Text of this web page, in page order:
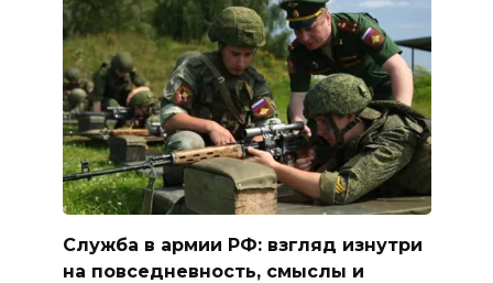
Служба в армии РФ: взгляд изнутри
на повседневность, смыслы и